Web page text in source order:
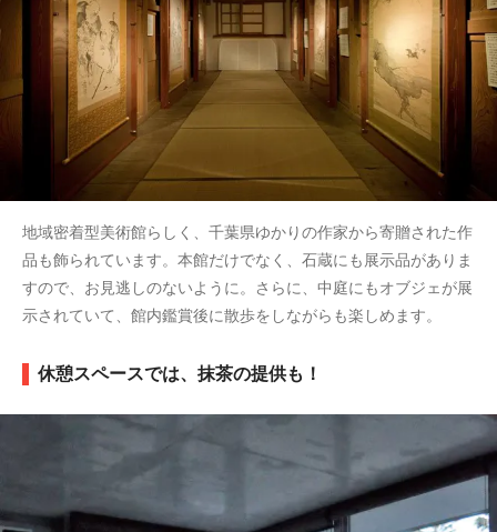
地域密着型美術館らしく、千葉県ゆかりの作家から寄贈された作
品も飾られています。本館だけでなく、石蔵にも展示品がありま
すので、お見逃しのないように。さらに、中庭にもオブジェが展
示されていて、館内鑑賞後に散歩をしながらも楽しめます。
休憩スペースでは、抹茶の提供も！